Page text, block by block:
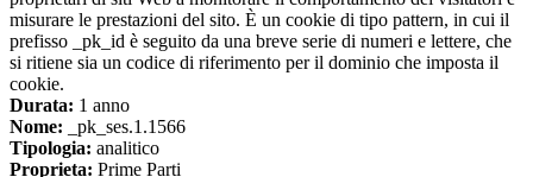
misurare le prestazioni del sito. È un cookie di tipo pattern, in cui il
prefisso _pk_id è seguito da una breve serie di numeri e lettere, che
si ritiene sia un codice di riferimento per il dominio che imposta il
cookie.
Durata: 1 anno
Nome: _pk_ses.1.1566
Tipologia: analitico
Proprieta: Prime Parti